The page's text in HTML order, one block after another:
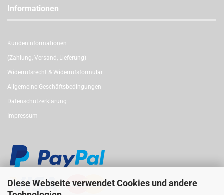
Diese Webseite verwendet Cookies und andere
Informationen
Kundeninformationen
(Zahlung, Versand, Lieferung)
Widerrufsrecht & Widerrufsformular
Allgemeine Geschäftsbedingungen
Datenschutzerklärung
Impressum